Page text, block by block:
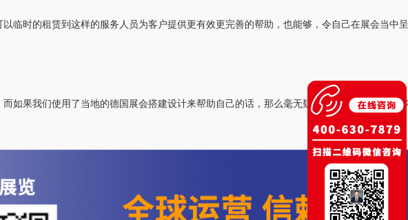
临时的租赁到这样的服务人员为客户提供更有效更完善的帮助，也能够，令自己在展会当中
如果我们使用了当地的德国展会搭建设计来帮助自己的话，那么毫无疑问，在这个方面也能